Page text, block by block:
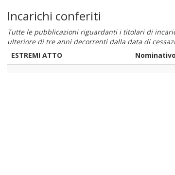
Incarichi conferiti
Tutte le pubblicazioni riguardanti i titolari di
ulteriore di tre anni decorrenti dalla data di
ESTREMI ATTO
Nominativo